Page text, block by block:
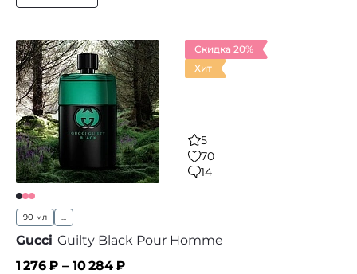
Скидка 20%
Хит
5
70
14
90 мл ...
Gucci Guilty Black Pour Homme
1 276₽ – 10 284₽